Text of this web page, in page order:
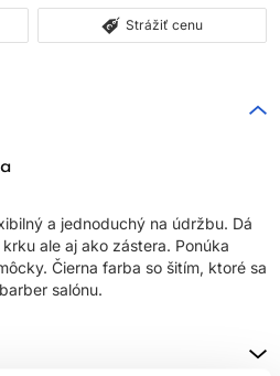
Strážiť cenu
a jednoduchý na údržbu. Dá
ale aj ako zástera. Ponúka
Čierna farba so šitím, ktoré sa
salónu.